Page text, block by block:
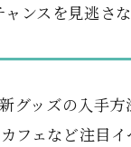
ンスを見逃さ
グッズの入手方
フェなど注目